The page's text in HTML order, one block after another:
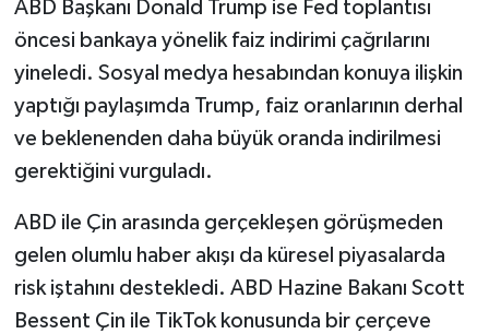
ABD Başkanı Donald Trump ise Fed toplantısı
öncesi bankaya yönelik faiz indirimi çağrılarını
yineledi. Sosyal medya hesabından konuya ilişkin
yaptığı paylaşımda Trump, faiz oranlarının derhal
ve beklenenden daha büyük oranda indirilmesi
gerektiğini vurguladı.
ABD ile Çin arasında gerçekleşen görüşmeden
gelen olumlu haber akışı da küresel piyasalarda
risk iştahını destekledi. ABD Hazine Bakanı Scott
Bessent Çin ile TikTok konusunda bir çerçeve